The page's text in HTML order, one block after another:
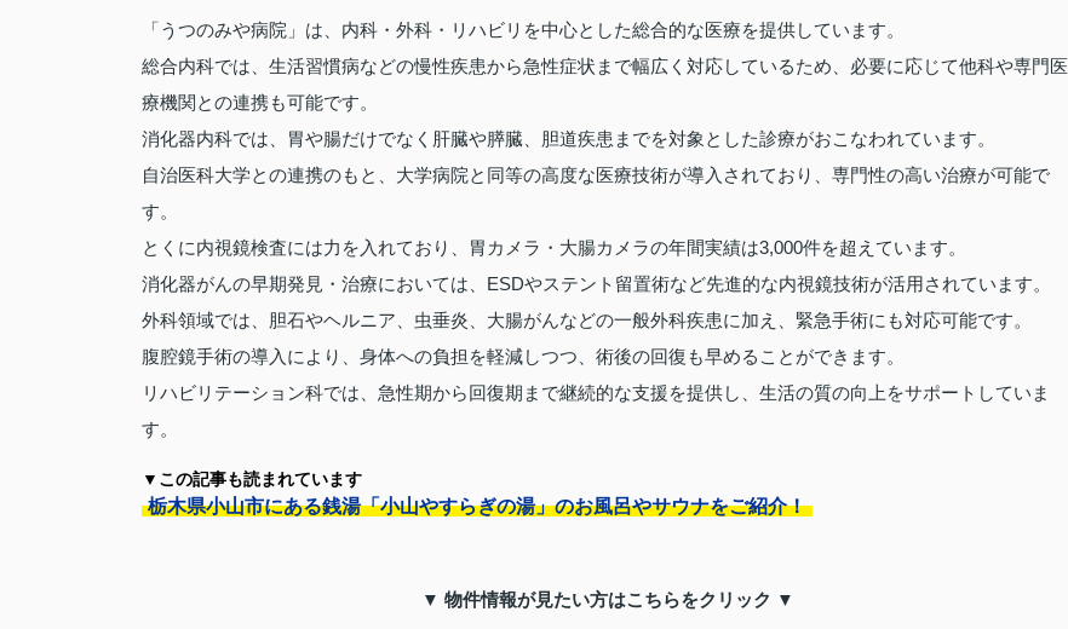
「うつのみや病院」は、内科・外科・リハビリを中心とした総合的な医療を提供しています。
総合内科では、生活習慣病などの慢性疾患から急性症状まで幅広く対応しているため、必要に応じて他科や専門医
療機関との連携も可能です。
消化器内科では、胃や腸だけでなく肝臓や膵臓、胆道疾患までを対象とした診療がおこなわれています。
自治医科大学との連携のもと、大学病院と同等の高度な医療技術が導入されており、専門性の高い治療が可能で
す。
とくに内視鏡検査には力を入れており、胃カメラ・大腸カメラの年間実績は3,000件を超えています。
消化器がんの早期発見・治療においては、ESDやステント留置術など先進的な内視鏡技術が活用されています。
外科領域では、胆石やヘルニア、虫垂炎、大腸がんなどの一般外科疾患に加え、緊急手術にも対応可能です。
腹腔鏡手術の導入により、身体への負担を軽減しつつ、術後の回復も早めることができます。
リハビリテーション科では、急性期から回復期まで継続的な支援を提供し、生活の質の向上をサポートしていま
す。
▼この記事も読まれています
栃木県小山市にある銭湯「小山やすらぎの湯」のお風呂やサウナをご紹介！
▼ 物件情報が見たい方はこちらをクリック ▼